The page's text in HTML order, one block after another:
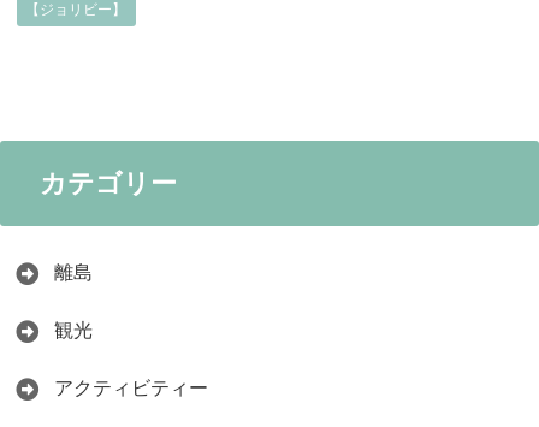
【ジョリビー】
カテゴリー
離島
観光
アクティビティー